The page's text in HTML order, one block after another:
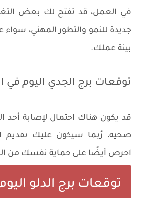
في العمل، قد تفتح لك بعض
جديدة للنمو والتطور المهني، سواء
بيئة عملك.
توقعات برج الجدي اليوم في
قد يكون هناك احتمال لإصابة أحد
صحية، رُبما سيكون عليك تقديم
احرص أيضًا على حماية نفسك من
توقعات برج الدلو